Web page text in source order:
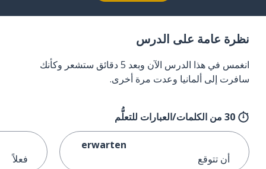
نظرة عامة على الدرس
انغمس في هذا الدرس الآن وبعد 5 دقائق ستشعر وكأنك
سافرت إلى ألمانيا وعدت مرة أخرى.
30 من الكلمات/العبارات للتعلُّم
erwarten
أن تتوقع
فعلاً